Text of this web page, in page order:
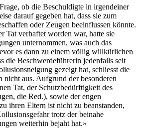
ob die Beschuldigte in irgendeiner
darauf gegeben hat, dass sie zum
oder Zeugen beeinflussen könnte.
Tat verhaftet worden war, hatte sie
unternommen, was auch das
es dann zu einem völlig willkürlichen
die Beschwerdeführerin jedenfalls seit
gezeigt hat, schliesst die
aus. Aufgrund der besonderen
Tat, der Schutzbedürftigkeit des
die Red.), sowie der engen
ihren Eltern ist nicht zu beanstanden,
trotz der beinahe
weiterhin bejaht hat.»